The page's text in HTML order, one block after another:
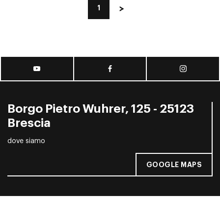
1
Borgo Pietro Wuhrer, 125 - 25123
Brescia
dove siamo
GOOGLE MAPS